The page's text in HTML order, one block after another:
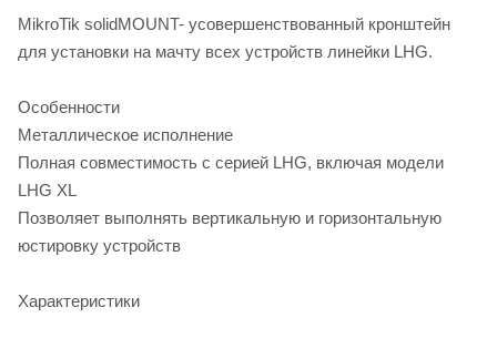
MikroTik solidMOUNT- усовершенствованный кронштейн
для установки на мачту всех устройств линейки LHG.
Особенности
Металлическое исполнение
Полная совместимость с серией LHG, включая модели
LHG XL
Позволяет выполнять вертикальную и горизонтальную
юстировку устройств
Характеристики